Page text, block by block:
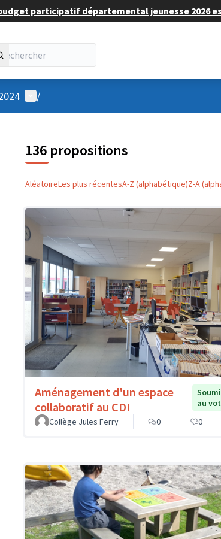
participatif départemental jeunesse 2026
Menu utilisateur
/
136 propositions
AléatoireLes plus récentesA-Z (alphabétique)Z-A
Aménagement d'un espace
collaboratif au CDI
au
Collège Jules Ferry
0 0